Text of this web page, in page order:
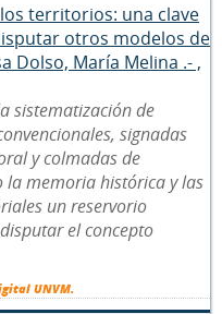
territorios: una clave
otros modelos de
Dolso, María Melina .- ,
sistematización de
signadas
y colmadas de
la memoria histórica y las
un reservorio
el concepto
UNVM.